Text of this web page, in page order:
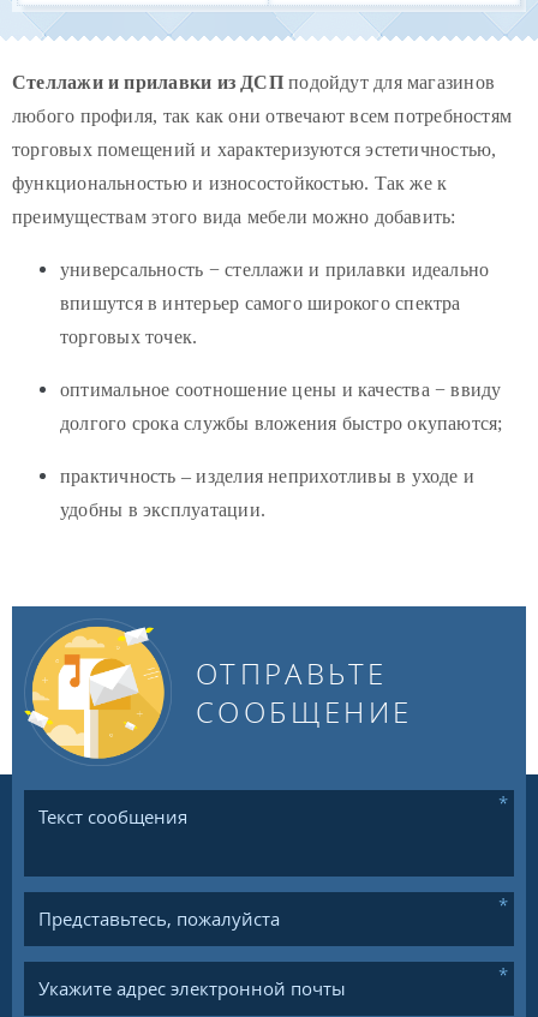
Стеллажи и прилавки из ДСПподойдут для магазинов
любого профиля, так как они отвечают всем потребностям
торговых помещений и характеризуются эстетичностью,
функциональностью и износостойкостью. Так же к
преимуществам этого вида мебели можно добавить:
универсальность − стеллажи и прилавки идеально
впишутся в интерьер самого широкого спектра
торговых точек.
оптимальное соотношение цены и качества − ввиду
долгого срока службы вложения быстро окупаются;
практичность – изделия неприхотливы в уходе и
удобны в эксплуатации.
ОТПРАВЬТЕ
СООБЩЕНИЕ